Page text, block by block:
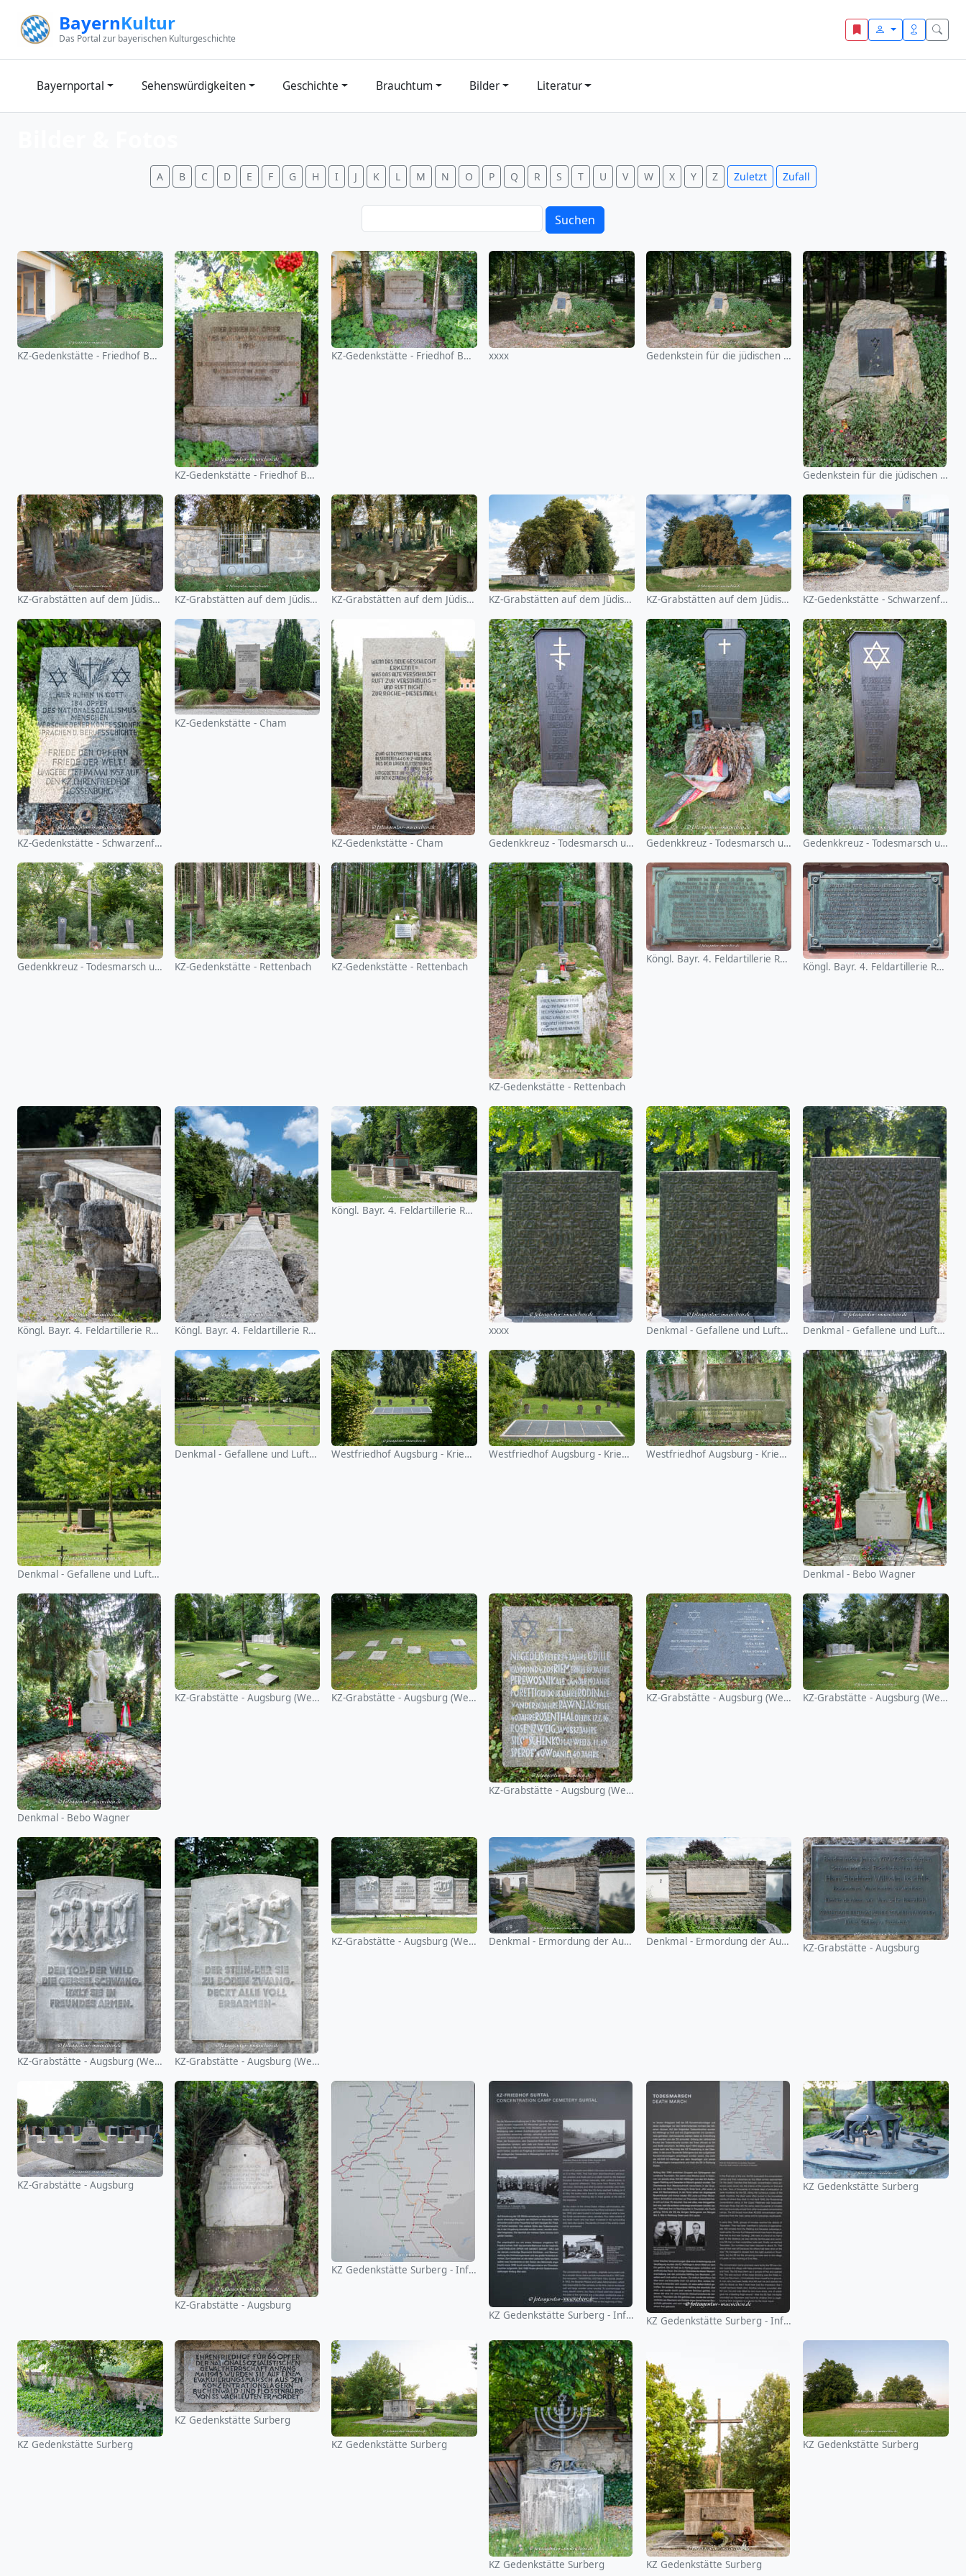
BayernKultur
Das Portal zur bayerischen Kulturgeschichte
Bayernportal Sehenswürdigkeiten Geschichte Brauchtum Bilder Literatur
A B C D E F G H I J K L M N O P Q R S T U V W X Y Z Zuletzt Zufall
Suchen
KZ-Gedenkstätte - Friedhof Bernried
KZ-Gedenkstätte - Friedhof Bernried
KZ-Gedenkstätte - Friedhof Bernried xxxx Gedenkstein für die jüdischen Mitbürger
Gedenkstein für die jüdischen Mitbürger
KZ-Grabstätten auf dem Jüdischen Friedhof Cham KZ-Grabstätten auf dem Jüdischen Friedhof Cham KZ-Grabstätten auf dem Jüdischen Friedhof Cham KZ-Grabstätten auf dem Jüdischen Friedhof Cham KZ-Grabstätten auf dem Jüdischen Friedhof Cham KZ-Gedenkstätte - Schwarzenfeld
KZ-Gedenkstätte - Schwarzenfeld
KZ-Gedenkstätte - Cham
KZ-Gedenkstätte - Cham Gedenkkreuz - Todesmarsch und Massaker Gedenkkreuz - Todesmarsch und Massaker Gedenkkreuz - Todesmarsch und Massaker
Gedenkkreuz - Todesmarsch und Massaker KZ-Gedenkstätte - Rettenbach KZ-Gedenkstätte - Rettenbach
KZ-Gedenkstätte - Rettenbach
Köngl. Bayr. 4. Feldartillerie Reg. Ludwig
Köngl. Bayr. 4. Feldartillerie Reg. Ludwig
Köngl. Bayr. 4. Feldartillerie Reg. Ludwig Köngl. Bayr. 4. Feldartillerie Reg. Ludwig
Köngl. Bayr. 4. Feldartillerie Reg. Ludwig
xxxx Denkmal - Gefallene und Luftkriegsopfer Denkmal - Gefallene und Luftkriegsopfer
Denkmal - Gefallene und Luftkriegsopfer
Denkmal - Gefallene und Luftkriegsopfer Westfriedhof Augsburg - Kriegsgräber Westfriedhof Augsburg - Kriegsgräber Westfriedhof Augsburg - Kriegsgräber
Denkmal - Bebo Wagner
Denkmal - Bebo Wagner
KZ-Grabstätte - Augsburg (Westfriedhof) KZ-Grabstätte - Augsburg (Westfriedhof)
KZ-Grabstätte - Augsburg (Westfriedhof)
KZ-Grabstätte - Augsburg (Westfriedhof) KZ-Grabstätte - Augsburg (Westfriedhof)
KZ-Grabstätte - Augsburg (Westfriedhof) KZ-Grabstätte - Augsburg (Westfriedhof)
KZ-Grabstätte - Augsburg (Westfriedhof) Denkmal - Ermordung der Augsburger Juden Denkmal - Ermordung der Augsburger Juden
KZ-Grabstätte - Augsburg
KZ-Grabstätte - Augsburg
KZ-Grabstätte - Augsburg
KZ Gedenkstätte Surberg - Infotafel
KZ Gedenkstätte Surberg - Infotafel KZ Gedenkstätte Surberg - Infotafel
KZ Gedenkstätte Surberg
KZ Gedenkstätte Surberg
KZ Gedenkstätte Surberg
KZ Gedenkstätte Surberg
KZ Gedenkstätte Surberg KZ Gedenkstätte Surberg
KZ Gedenkstätte Surberg